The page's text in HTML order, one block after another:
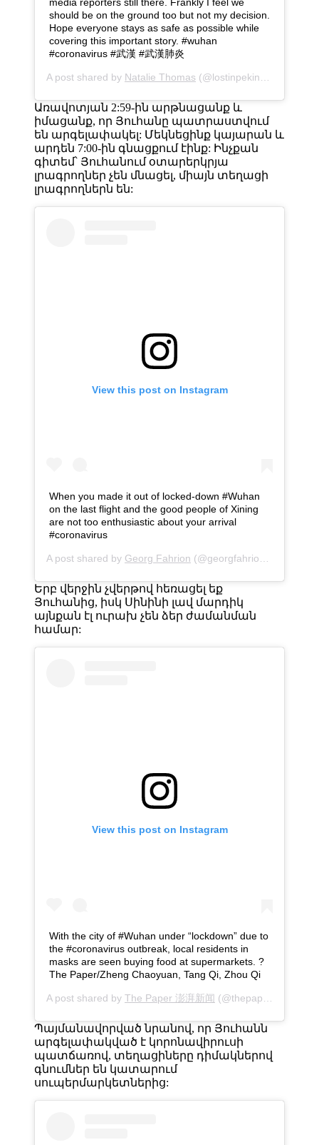
should be on the ground too but not my decision.
Hope everyone stays as safe as possible while
covering this important story. #wuhan
#coronavirus #武漢 #武漢肺炎
A post shared by Natalie Thomas (@lostinpeking) on
Առավոտյան 2:59-ին արթնացանք և
իմացանք, որ Յուհանը պատրաստվում
են արգելափակել: Մեկնեցինք կայարան և
արդեն 7:00-ին գնացքում էինք: Ինչքան
գիտեմ՝ Յուհանում օտարերկրյա
լրագրողներ չեն մնացել, միայն տեղացի
լրագրողներն են:
View this post on Instagram
When you made it out of locked-down #Wuhan
on the last flight and the good people of Xining
are not too enthusiastic about your arrival
#coronavirus
A post shared by Georg Fahrion (@georgfahrion) on
Երբ վերջին չվերթով հեռացել եք
Յուհանից, իսկ Սինինի լավ մարդիկ
այնքան էլ ուրախ չեն ձեր ժամանման
համար:
View this post on Instagram
With the city of #Wuhan under “lockdown” due to
the #coronavirus outbreak, local residents in
masks are seen buying food at supermarkets. ?
The Paper/Zheng Chaoyuan, Tang Qi, Zhou Qi
A post shared by The Paper 澎湃新闻 (@thepapercn) on
Պայմանավորված նրանով, որ Յուհանն
արգելափակված է կորոնավիրուսի
պատճառով, տեղացիները դիմակներով
գնումներ են կատարում
սուպերմարկետներից: